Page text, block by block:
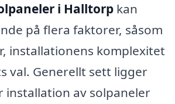
i Halltorp kan
på flera faktorer, såsom
installationens komplexitet
val. Generellt sett ligger
installation av solpaneler